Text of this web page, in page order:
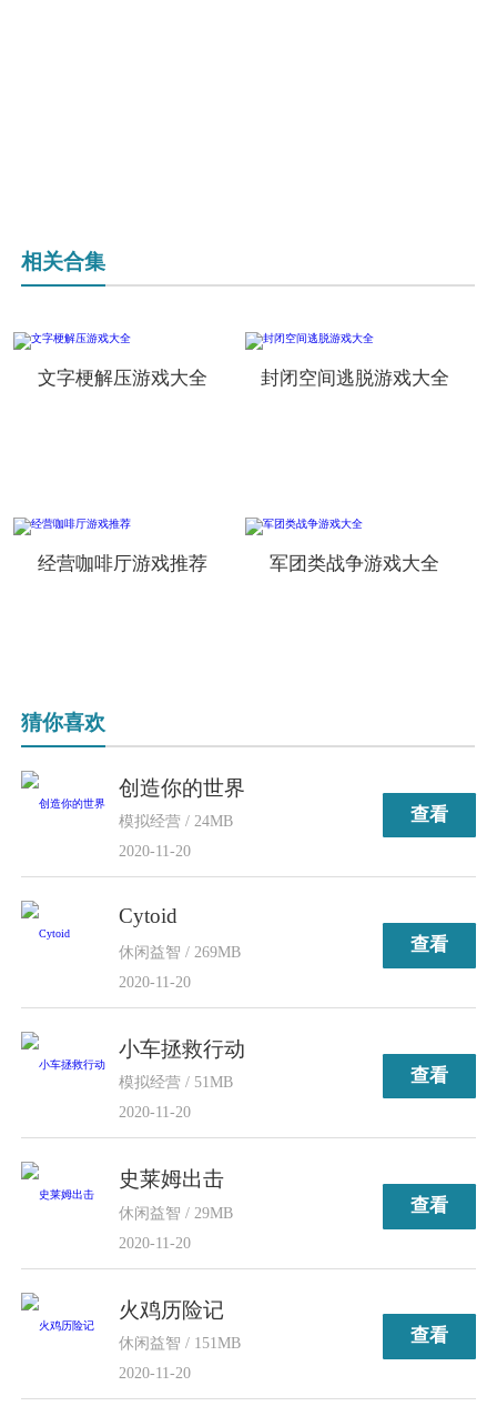
相关合集
文字梗解压游戏大全 封闭空间逃脱游戏大全
经营咖啡厅游戏推荐 军团类战争游戏大全
猜你喜欢
创造你的世界
模拟经营 / 24MB
2020-11-20
查看
Cytoid
休闲益智 / 269MB
2020-11-20
查看
小车拯救行动
模拟经营 / 51MB
2020-11-20
查看
史莱姆出击
休闲益智 / 29MB
2020-11-20
查看
火鸡历险记
休闲益智 / 151MB
2020-11-20
查看